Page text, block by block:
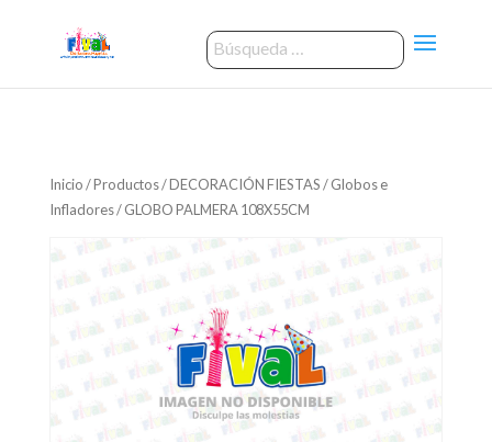
Inicio/Productos/DECORACIÓN FIESTAS/Globos e
Infladores/ GLOBO PALMERA 108X55CM